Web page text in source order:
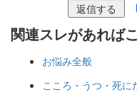
関連スレがあれば
お悩み全般
こころ・うつ・死に